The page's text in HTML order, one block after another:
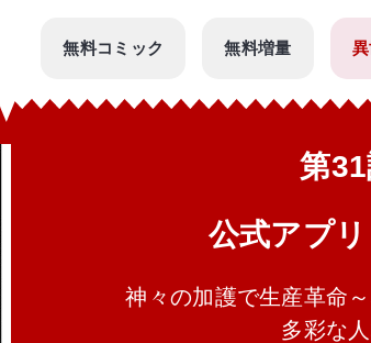
無料コミック 無料増量
第
公式アプ
神々の加護で生産革命
多彩な